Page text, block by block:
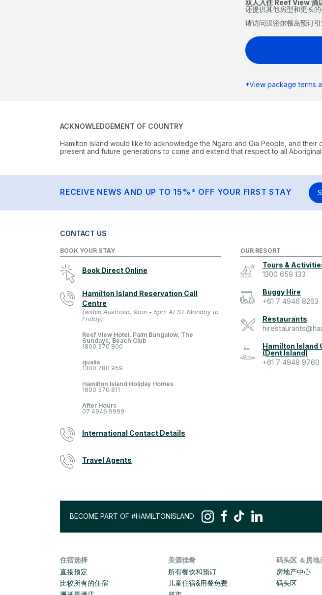
双人入住 Reef View 酒
还提供其他房型和更长
请访问汉密尔顿岛预订
*View package terms
ACKNOWLEDGEMENT OF COUNTRY
Hamilton Island would like to acknowledge the Ngaro and Gia People, and
present and future generations to come and extend that respect to all
RECEIVE NEWS AND UP TO 15%* OFF YOUR FIRST STAY
CONTACT US
BOOK YOUR STAY
Book Direct Online
Hamilton Island Reservation Call
Centre
(within Australia, 9am - 5pm AEST Monday to
Friday)
Reef View Hotel, Palm Bungalow, The
Sundays, Beach Club
1800 370 800
qualia
1300 780 959
Hamilton Island Holiday Homes
1800 370 811
After Hours
07 4946 9999
International Contact Details
Travel Agents
OUR RESORT
Tours &
1300 659 133
Buggy Hire
+61 7 4946 8263
Restaurants
Hamilton Island
(Dent Island)
+61 7 4948 9760
BECOME PART OF #HAMILTONISLAND
住宿选择
直接预定
比较所有的住宿
美酒佳肴
所有餐饮和预订
儿童住宿&用餐免费
码头区 ＆房地
房地产中心
码头区